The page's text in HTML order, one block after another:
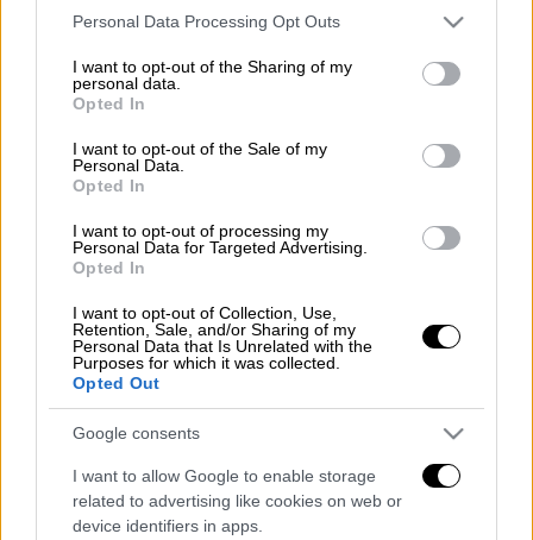
Please note that this website/app uses one or more Google
not limited to your visit or usage behaviour. You may click to
grant or deny consent to Google and its third-party tags to
use your data for below specified purposes in below Google
consent section.
Personal Data Processing Opt Outs
I want to opt-out of the Sharing of my
personal data.
Opted In
I want to opt-out of the Sale of my
Personal Data.
Opted In
I want to opt-out of processing my
Personal Data for Targeted Advertising.
Opted In
I want to opt-out of Collection, Use,
Retention, Sale, and/or Sharing of my
Personal Data that Is Unrelated with the
Purposes for which it was collected.
Opted Out
Google consents
I want to allow Google to enable storage
related to advertising like cookies on web or
device identifiers in apps.
Μέχρι τις 21 Ιουλίου θα μπορούν οι
φορολογικές δηλώσεις, καθώς η ΑΑΔΕ
προχώρησε σε παράταση της σχετικής
ημερομηνίας.
Φορολογικές δηλώσεις 2025: Μέχρι
πότε η προθεσμία
Η ανακοίνωση της ΑΑΔΕ για την παράταση
που δόθηκε: «Κατόπιν σχετικού αιτήματος
Οικονομικού Επιμελητηρίου Ελλάδος
και λαμβάνοντας
υπόψη
ύστημα υποβολής δηλώσεων
προσώπων που αναφέρθηκαν τις τελευταίες
ημέρες, ιδίως κατά τις ώρες αιχμής, για τη
διευκόλυνση των